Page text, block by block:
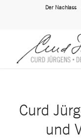
Der Nachlass
Curd
und